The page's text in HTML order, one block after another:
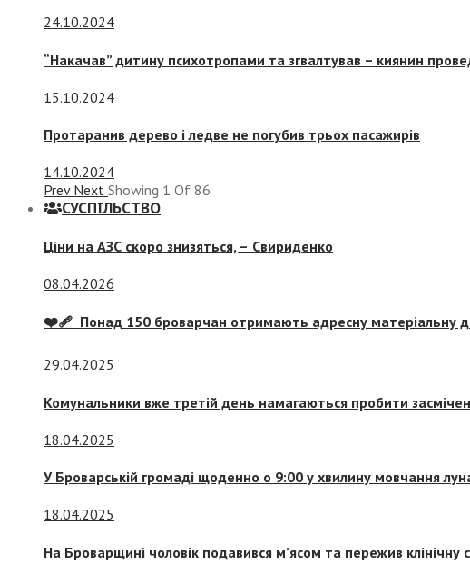
24.10.2024
“Накачав” дитину психотропами та згвалтував – киянин
15.10.2024
Протаранив дерево і ледве не погубив трьох пасажирів
14.10.2024
Prev Next Showing 1 Of 86
СУСПIЛЬСТВО
Ціни на АЗС скоро знизяться, – Свириденко
08.04.2026
❤️‍🩹 Понад 150 броварчан отримають адресну матеріальну
29.04.2025
Комунальники вже третій день намагаються пробити
18.04.2025
У Броварській громаді щоденно о 9:00 у хвилину мовчання
18.04.2025
На Броварщині чоловік подавився м’ясом та пережив клінічну